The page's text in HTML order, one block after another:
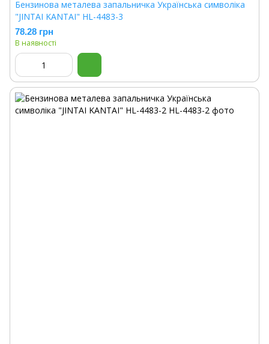
Бензинова металева запальничка Українська символіка
"JINTAI KANTAI" HL-4483-3
78.28 грн
В наявності